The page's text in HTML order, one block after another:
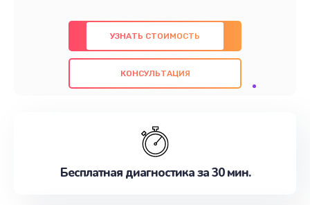
предлагаем быстрый и качественный ремонт с
использованием оригинальных компонентов, а
также гарантируем качество всех
проведенных работ. Наша цель - предоставить
наилучшим образом. Не медлите записаться на
УЗНАТЬ СТОИМОСТЬ
КОНСУЛЬТАЦИЯ
Бесплатная диагностика за 30 мин.